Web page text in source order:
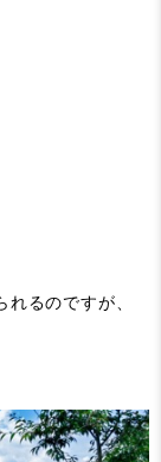
るのですが、